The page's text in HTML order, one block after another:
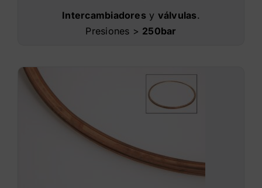
Intercambiadoresy válvulas.
Presiones > 250bar